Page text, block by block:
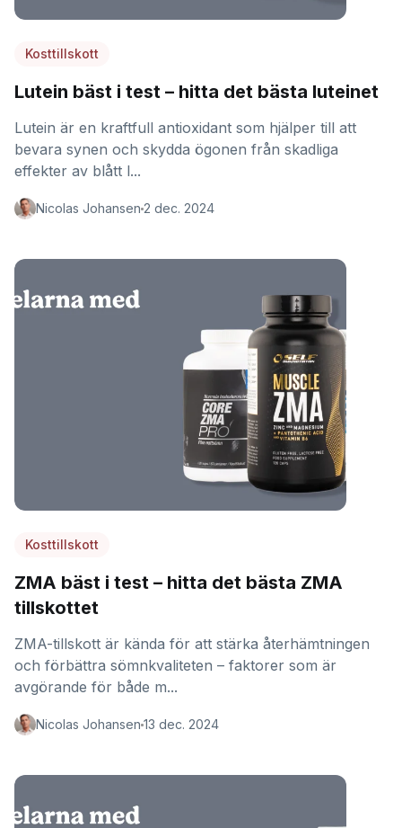
Kosttillskott
Lutein bäst i test – hitta det bästa luteinet
Lutein är en kraftfull antioxidant som hjälper till att
bevara synen och skydda ögonen från skadliga
effekter av blått l...
Nicolas Johansen 2 dec. 2024
Kosttillskott
ZMA bäst i test – hitta det bästa ZMA
tillskottet
ZMA-tillskott är kända för att stärka återhämtningen
och förbättra sömnkvaliteten – faktorer som är
avgörande för både m...
Nicolas Johansen 13 dec. 2024